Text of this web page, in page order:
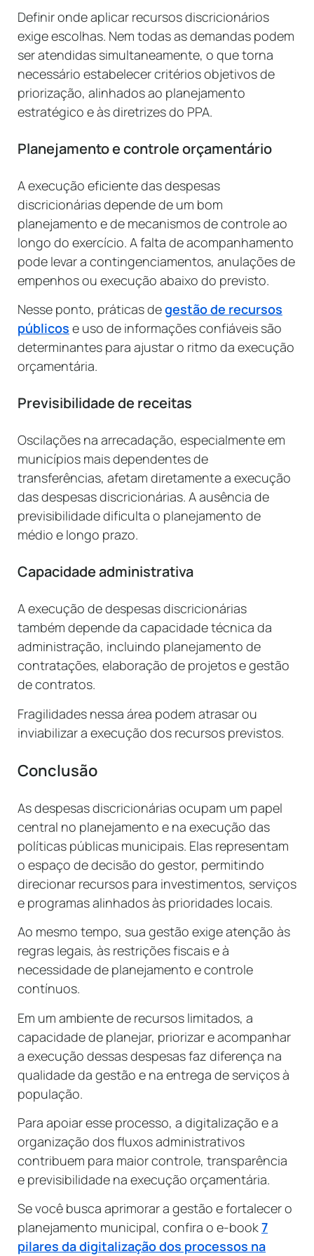
Definir onde aplicar recursos discricionários
exige escolhas. Nem todas as demandas podem
ser atendidas simultaneamente, o que torna
necessário estabelecer critérios objetivos de
priorização, alinhados ao planejamento
estratégico e às diretrizes do PPA.
Planejamento e controle orçamentário
A execução eficiente das despesas
discricionárias depende de um bom
planejamento e de mecanismos de controle ao
longo do exercício. A falta de acompanhamento
pode levar a contingenciamentos, anulações de
empenhos ou execução abaixo do previsto.
Nesse ponto, práticas degestão de recursos
públicos e uso de informações confiáveis são
determinantes para ajustar o ritmo da execução
orçamentária.
Previsibilidade de receitas
Oscilações na arrecadação, especialmente em
municípios mais dependentes de
transferências, afetam diretamente a execução
das despesas discricionárias. A ausência de
previsibilidade dificulta o planejamento de
médio e longo prazo.
Capacidade administrativa
A execução de despesas discricionárias
também depende da capacidade técnica da
administração, incluindo planejamento de
contratações, elaboração de projetos e gestão
de contratos.
Fragilidades nessa área podem atrasar ou
inviabilizar a execução dos recursos previstos.
Conclusão
As despesas discricionárias ocupam um papel
central no planejamento e na execução das
políticas públicas municipais. Elas representam
o espaço de decisão do gestor, permitindo
direcionar recursos para investimentos, serviços
e programas alinhados às prioridades locais.
Ao mesmo tempo, sua gestão exige atenção às
regras legais, às restrições fiscais e à
necessidade de planejamento e controle
contínuos.
Em um ambiente de recursos limitados, a
capacidade de planejar, priorizar e acompanhar
a execução dessas despesas faz diferença na
qualidade da gestão e na entrega de serviços à
população.
Para apoiar esse processo, a digitalização e a
organização dos fluxos administrativos
contribuem para maior controle, transparência
e previsibilidade na execução orçamentária.
Se você busca aprimorar a gestão e fortalecer o
planejamento municipal, confira o e-book7
pilares da digitalização dos processos na